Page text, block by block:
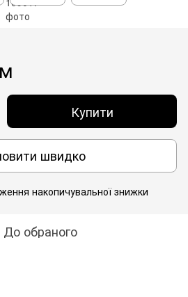
Купити
швидко
накопичувальної знижки
До обраного